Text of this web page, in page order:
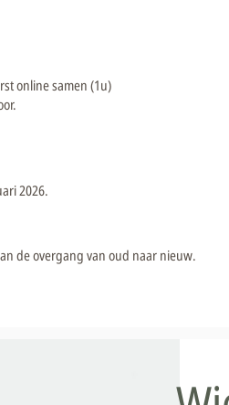
online samen (1u)
2026.
de overgang van oud naar nieuw.